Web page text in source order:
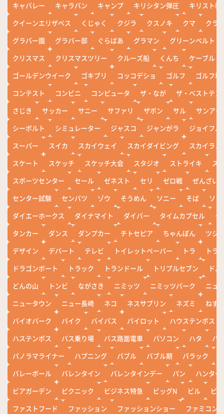
キャバレー
キャラバン キャンプ キリシタン弾圧
キリスト教
クイーンエリザベス
くじゃく クジラ クスノキ クマ
クラ
グラバー園
グラバー邸 ぐらばあ グラマン
グリーンベルト
クリスマス
クリスマスツリー クルーズ船 くんち
ケーブル
ゴールデンウイーク
ゴキブリ コッコデショ ゴルフ
ゴルフ場
コンテスト
コンビニ コンピュータ ザ・なが
ザ・ベストテン
さじき
サッカー サニー サファリ ザボン サル
サンアイ
シーボルト
シミュレーター ジャスコ ジャンがラ
ジョイフル
スーパー
スイカ スカイウェイ スカイダイビング
スカイラン
スケート
スケッチ スケッチ大会 スタジオ ストライキ
ス
スポーツセンター
セール ゼネスト セリ ゼロ戦
ぜんざい
センター試験
センバツ ゾウ そうめん ソニー そば
ソ
ダイエーホークス
ダイナマイト ダイバー タイムカプセル
タ
タンカー
ダンス ダンプカー チトセピア ちゃんぽん
ツシ
デザイン
デパート テレビ トイレットペーパー トラ
トラ
ドラゴンボート
トラック トランドール トリプルセブン
ド
どんの山
トンビ ながさき ニミッツ ニミッツパーク
ニュ
ニュータウン
ニュー長崎 ネコ ネスサブリン ネズミ
ねず
バイオパーク
バイク バイパス パイロット
ハウステンボス
ハステンボス
バス乗り場 バス路面電車 パソコン ハタ
ハ
パノラマライナー
ハプニング バブル バブル期 バラック
バレーボール
バレンタイン バレンタインデー パン
ハンター
ビアガーデン
ピクニック ビジネス特急 ビッグN ビル
ビワ
ファストフード
ファッション ファッションショー
ファミコン